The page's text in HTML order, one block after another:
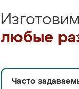
любые
Часто